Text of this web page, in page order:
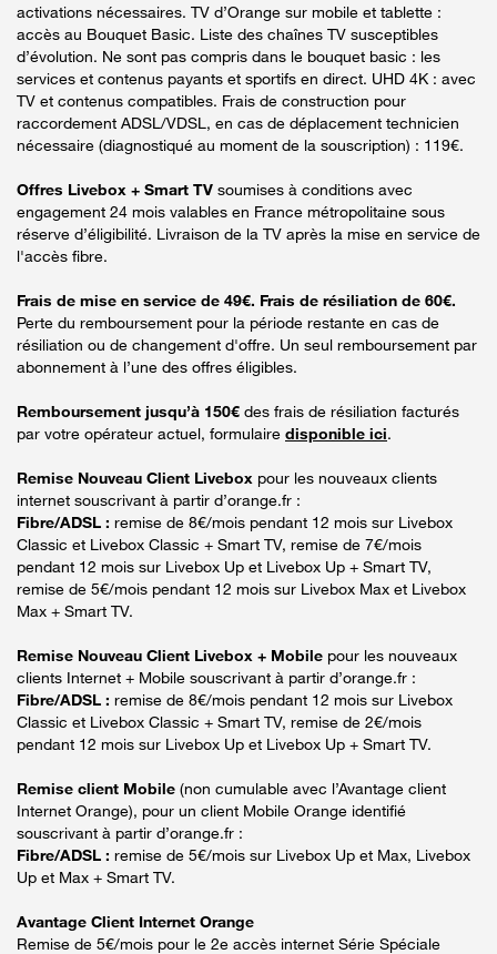
activations nécessaires. TV d’Orange sur mobile et tablette :
accès au Bouquet Basic. Liste des chaînes TV susceptibles
d’évolution. Ne sont pas compris dans le bouquet basic : les
services et contenus payants et sportifs en direct. UHD 4K : avec
TV et contenus compatibles. Frais de construction pour
raccordement ADSL/VDSL, en cas de déplacement technicien
nécessaire (diagnostiqué au moment de la souscription) : 119€.
Offres Livebox + Smart TV soumises à conditions avec
engagement 24 mois valables en France métropolitaine sous
réserve d’éligibilité. Livraison de la TV après la mise en service de
l'accès fibre.
Frais de mise en service de 49€. Frais de résiliation de 60€.
Perte du remboursement pour la période restante en cas de
résiliation ou de changement d'offre. Un seul remboursement par
abonnement à l’une des offres éligibles.
Remboursement jusqu’à 150€ des frais de résiliation facturés
par votre opérateur actuel, formulaire disponible ici.
Remise Nouveau Client Livebox pour les nouveaux clients
internet souscrivant à partir d’orange.fr :
Fibre/ADSL : remise de 8€/mois pendant 12 mois sur Livebox
Classic et Livebox Classic + Smart TV, remise de 7€/mois
pendant 12 mois sur Livebox Up et Livebox Up + Smart TV,
remise de 5€/mois pendant 12 mois sur Livebox Max et Livebox
Max + Smart TV.
Remise Nouveau Client Livebox + Mobile pour les nouveaux
clients Internet + Mobile souscrivant à partir d’orange.fr :
Fibre/ADSL : remise de 8€/mois pendant 12 mois sur Livebox
Classic et Livebox Classic + Smart TV, remise de 2€/mois
pendant 12 mois sur Livebox Up et Livebox Up + Smart TV.
Remise client Mobile (non cumulable avec l’Avantage client
Internet Orange), pour un client Mobile Orange identifié
souscrivant à partir d’orange.fr :
Fibre/ADSL : remise de 5€/mois sur Livebox Up et Max, Livebox
Up et Max + Smart TV.
Avantage Client Internet Orange
Remise de 5€/mois pour le 2e accès internet Série Spéciale